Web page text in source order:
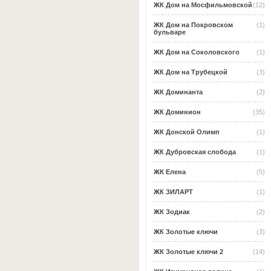
(12)
ЖК Дом на Мосфильмовской
(1)
ЖК Дом на Покровском
бульваре
(1)
ЖК Дом на Соколовского
(3)
ЖК Дом на Трубецкой
(2)
ЖК Доминанта
(35)
ЖК Доминион
(1)
ЖК Донской Олимп
(1)
ЖК Дубровская слобода
(5)
ЖК Елена
(1)
ЖК ЗИЛАРТ
(2)
ЖК Зодиак
(3)
ЖК Золотые ключи
(14)
ЖК Золотые ключи 2